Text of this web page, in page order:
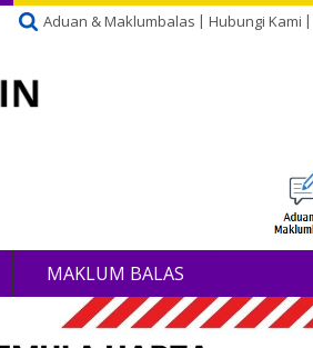
Aduan & Maklumbalas Hubungi Kami
MAKLUM BALAS